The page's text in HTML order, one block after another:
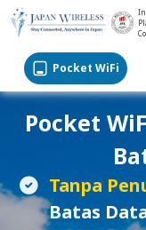
Pocket WiFi
Pocket
Tanpa
Batas